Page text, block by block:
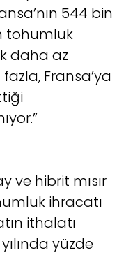
544 bin
tohumluk
daha az
Fransa’ya
ve hibrit mısır
ihracatı
ithalatı
yüzde